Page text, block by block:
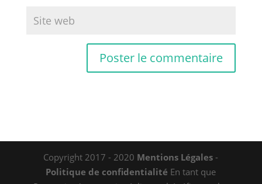
Copyright 2017 - 2020 Mentions Légales -
Politique de confidentialité En tant que